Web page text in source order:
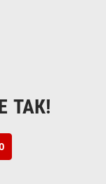
ТАК!